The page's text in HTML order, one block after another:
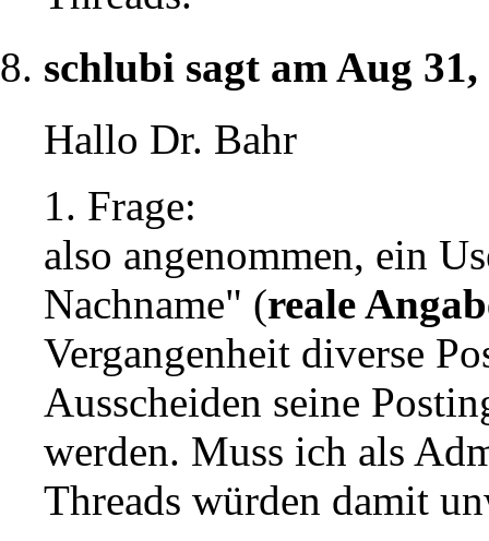
schlubi sagt am Aug
Hallo Dr. Bahr
1. Frage:
also angenommen, ein
Nachname" (reale
Vergangenheit diverse
Ausscheiden seine
werden. Muss ich als
Threads würden damit